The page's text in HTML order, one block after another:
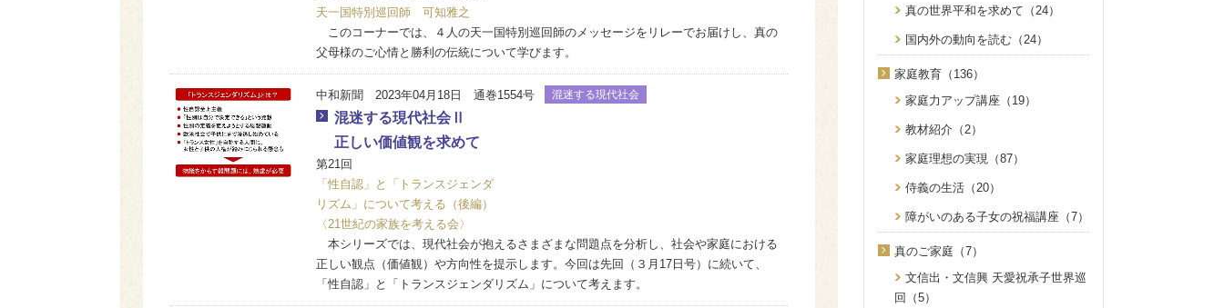
天一国特別巡回師 可知雅之
このコーナーでは、４人の天一国特別巡回師のメッセージをリレーでお届けし、真の
父母様のご心情と勝利の伝統について学びます。
中和新聞 2023年04月18日 通巻1554号 混迷する現代社会
混迷する現代社会Ⅱ
正しい価値観を求めて
第21回
「性自認」と「トランスジェンダ
リズム」について考える（後編）
〈21世紀の家族を考える会〉
本シリーズでは、現代社会が抱えるさまざまな問題点を分析し、社会や家庭における
正しい観点（価値観）や方向性を提示します。今回は先回（３月17日号）に続いて、
「性自認」と「トランスジェンダリズム」について考えます。
真の世界平和を求めて（24）
国内外の動向を読む（24）
家庭教育（136）
家庭力アップ講座（19）
教材紹介（2）
家庭理想の実現（87）
侍義の生活（20）
障がいのある子女の祝福講座（7）
真のご家庭（7）
文信出・文信興 天愛祝承子世界巡
回（5）